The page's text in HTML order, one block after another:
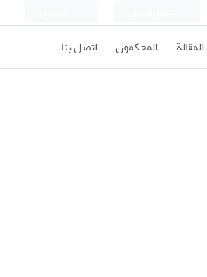
المحكمون اتصل بنا